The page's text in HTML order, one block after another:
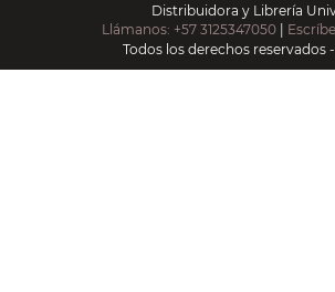
Distribuidora y Librería
Llámanos: +57 3125347050
Todos los derechos reservados